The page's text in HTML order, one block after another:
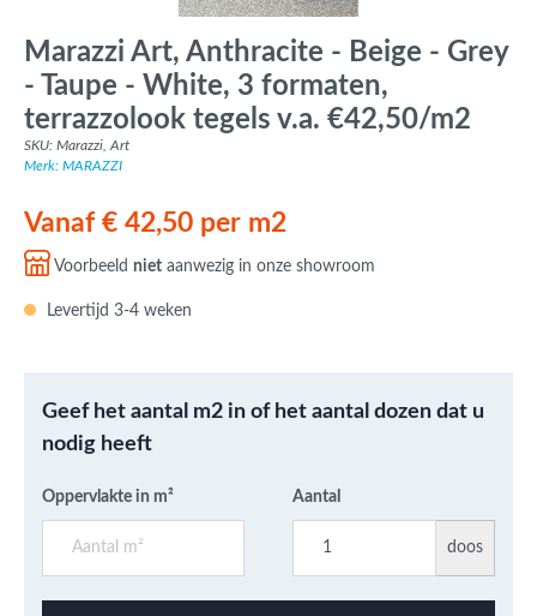
Marazzi Art, Anthracite - Beige - Grey
- Taupe - White, 3 formaten,
terrazzolook tegels v.a. €42,50/m2
SKU: Marazzi, Art
Merk: MARAZZI
Vanaf € 42,50 per m2
Voorbeeld niet aanwezig in onze showroom
Levertijd 3-4 weken
Geef het aantal m2 in of het aantal dozen dat u
nodig heeft
Oppervlakte in m² Aantal
doos